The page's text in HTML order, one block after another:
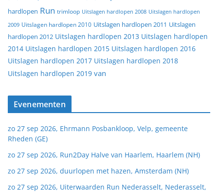
hardlopen Run trimloop Uitslagen hardlopen 2008 Uitslagen hardlopen
2009 Uitslagen hardlopen 2010 Uitslagen hardlopen 2011 Uitslagen
hardlopen 2012 Uitslagen hardlopen 2013 Uitslagen hardlopen
2014 Uitslagen hardlopen 2015 Uitslagen hardlopen 2016
Uitslagen hardlopen 2017 Uitslagen hardlopen 2018
Uitslagen hardlopen 2019 van
Evenementen
zo 27 sep 2026, Ehrmann Posbankloop, Velp, gemeente
Rheden (GE)
zo 27 sep 2026, Run2Day Halve van Haarlem, Haarlem (NH)
zo 27 sep 2026, duurlopen met hazen, Amsterdam (NH)
zo 27 sep 2026, Uiterwaarden Run Nederasselt, Nederasselt,